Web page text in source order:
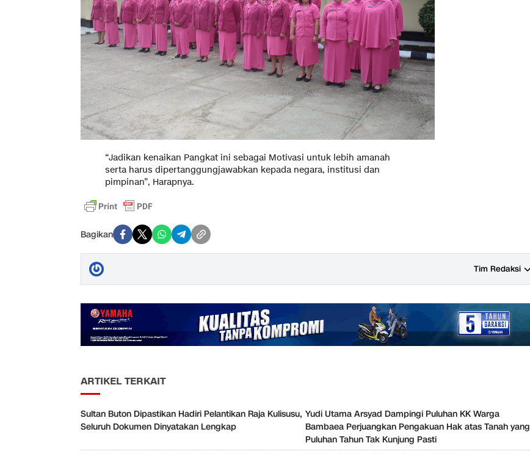
“Jadikan kenaikan Pangkat ini sebagai Motivasi untuk lebih amanah
serta harus dipertanggungjawabkan kepada negara, institusi dan
pimpinan”, Harapnya.
Bagikan
Tim Redaksi
ARTIKEL TERKAIT
Sultan Buton Dipastikan Hadiri Pelantikan Raja Kulisusu,
Seluruh Dokumen Dinyatakan Lengkap
Yudi Utama Arsyad Dampingi Puluhan KK Warga
Bambaea Perjuangkan Pengakuan Hak atas Tanah yang
Puluhan Tahun Tak Kunjung Pasti